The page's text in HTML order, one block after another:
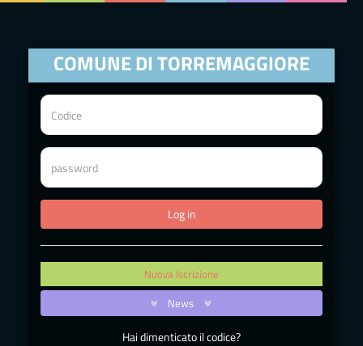
COMUNE DI TORREMAGGIORE
Nuova Iscrizione
News
Hai dimenticato il codice?